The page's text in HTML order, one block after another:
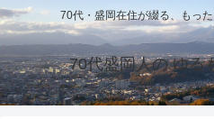
70代・盛岡在住が綴る、もっ
70代盛岡人の ゆる